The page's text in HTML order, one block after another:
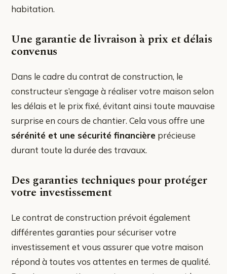
habitation.
Une garantie de livraison à prix et délais
convenus
Dans le cadre du contrat de construction, le
constructeur s’engage à réaliser votre maison selon
les délais et le prix fixé, évitant ainsi toute mauvaise
surprise en cours de chantier. Cela vous offre une
sérénité et une sécurité financière précieuse
durant toute la durée des travaux.
Des garanties techniques pour protéger
votre investissement
Le contrat de construction prévoit également
différentes garanties pour sécuriser votre
investissement et vous assurer que votre maison
répond à toutes vos attentes en termes de qualité.